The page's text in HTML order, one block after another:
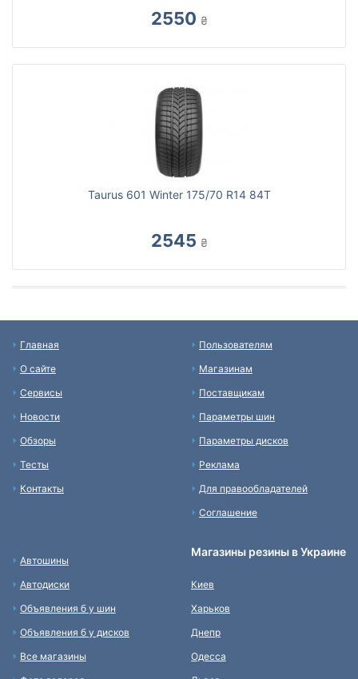
2550 ₴
Taurus 601 Winter 175/70 R14 84T
2545 ₴
Главная
О сайте
Сервисы
Новости
Обзоры
Тесты
Контакты
Пользователям
Магазинам
Поставщикам
Параметры шин
Параметры дисков
Реклама
Для правообладателей
Соглашение
Автошины
Автодиски
Объявления б у шин
Объявления б у дисков
Все магазины
Магазины резины в Украине
Киев
Харьков
Днепр
Одесса